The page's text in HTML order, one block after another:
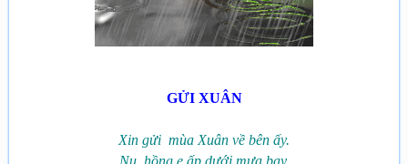
GỬI XUÂN
Xin gửi mùa Xuân về bên ấy.
Nụ hồng e ấp dưới mưa bay.